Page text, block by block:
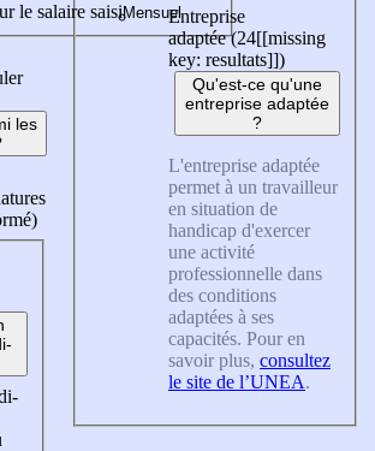
le salaire saisi
les
Entreprise
adaptée (24[[missing
key: resultats]])
Qu'est-ce qu'une
entreprise adaptée
?
L'entreprise adaptée
permet à un travailleur
en situation de
handicap d'exercer
une activité
professionnelle dans
des conditions
adaptées à ses
capacités. Pour en
savoir plus, consultez
le site de l’UNEA.